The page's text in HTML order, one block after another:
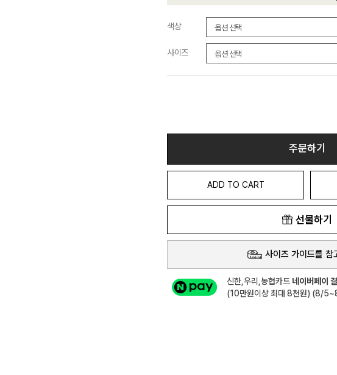
색상
사이즈
주문하기
ADD TO CART
선물하기
사이즈 가이드를 참
신한,우리,농협카드 네이버페이
(10만원이상 최대 8천원) (8/